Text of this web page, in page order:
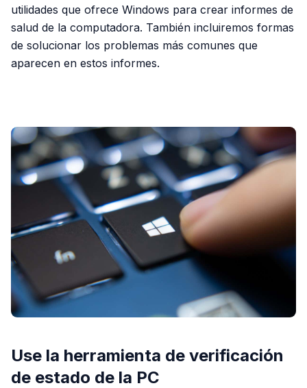
utilidades que ofrece Windows para crear informes de
salud de la computadora. También incluiremos formas
de solucionar los problemas más comunes que
aparecen en estos informes.
Use la herramienta de verificación
de estado de la PC